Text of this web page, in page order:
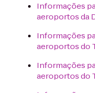
Informações
aeroportos da
Informações
aeroportos do
Informações
aeroportos do